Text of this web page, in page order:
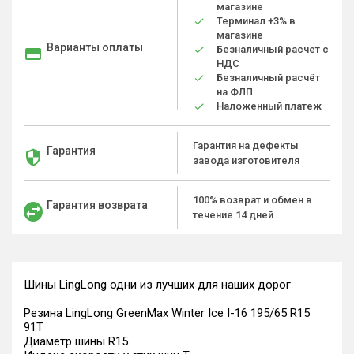
Варианты оплаты
магазине
Терминал +3% в
магазине
Безналичный расчет с
НДС
Безналичный расчёт
на ФЛП
Наложенный платеж
Гарантия
Гарантия на дефекты
завода изготовителя
Гарантия возврата
100% возврат и обмен в
течение 14 дней
Шины LingLong одни из лучших для наших дорог
Резина LingLong GreenMax Winter Ice I-16 195/65 R15
91T
Диаметр шины R15